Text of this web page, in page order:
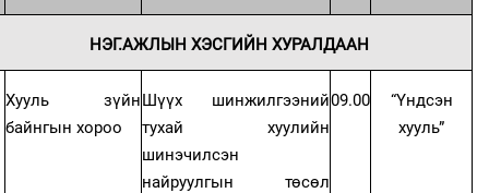
НЭГ.АЖЛЫН ХЭСГИЙН ХУРАЛДААН
Хууль зүйн
байнгын хороо
Шүүх шинжилгээний
тухай хуулийн
шинэчилсэн
найруулгын төсөл
09.00
“Үндсэн
хууль”